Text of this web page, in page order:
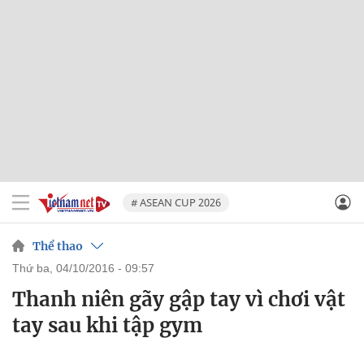
# ASEAN CUP 2026
Thể thao
thứ ba, 04/10/2016 - 09:57
Thanh niên gãy gập tay vì chơi vật
tay sau khi tập gym